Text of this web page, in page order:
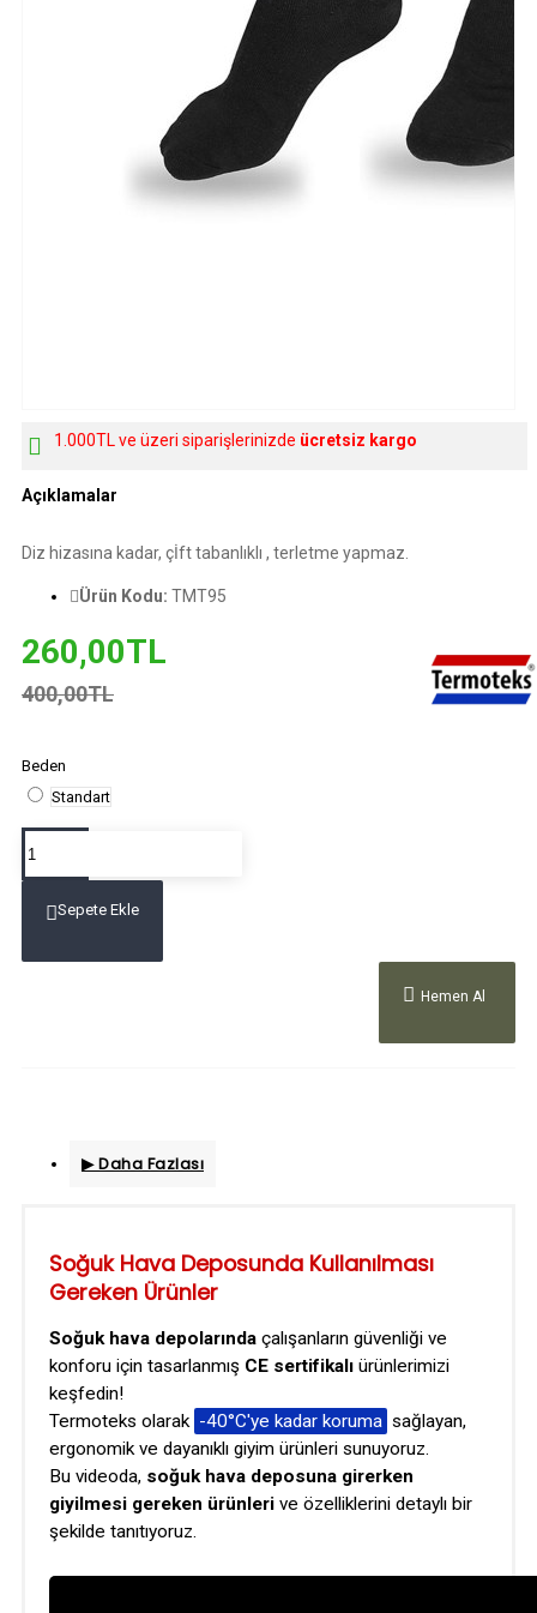
1.000TL ve üzeri siparişlerinizde ücretsiz kargo
Açıklamalar
Diz hizasına kadar, çİft tabanlıklı , terletme yapmaz.
Ürün Kodu: TMT95
260,00TL
400,00TL
Beden
Standart
Sepete Ekle
Hemen Al
▶ Daha Fazlası
Soğuk Hava Deposunda Kullanılması
Gereken Ürünler
Soğuk hava depolarında çalışanların güvenliği ve
konforu için tasarlanmış CE sertifikalı ürünlerimizi
keşfedin!
Termoteks olarak -40°C'ye kadar koruma sağlayan,
ergonomik ve dayanıklı giyim ürünleri sunuyoruz.
Bu videoda, soğuk hava deposuna girerken
giyilmesi gereken ürünleri ve özelliklerini detaylı bir
şekilde tanıtıyoruz.